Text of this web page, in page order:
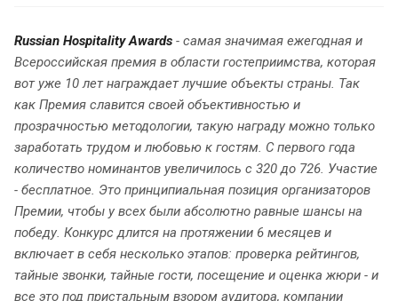
Russian Hospitality Awards - самая значимая ежегодная и
Всероссийская премия в области гостеприимства, которая
вот уже 10 лет награждает лучшие объекты страны. Так
как Премия славится своей объективностью и
прозрачностью методологии, такую награду можно только
заработать трудом и любовью к гостям. С первого года
количество номинантов увеличилось с 320 до 726. Участие
- бесплатное. Это принципиальная позиция организаторов
Премии, чтобы у всех были абсолютно равные шансы на
победу. Конкурс длится на протяжении 6 месяцев и
включает в себя несколько этапов: проверка рейтингов,
тайные звонки, тайные гости, посещение и оценка жюри - и
все это под пристальным взором аудитора, компании